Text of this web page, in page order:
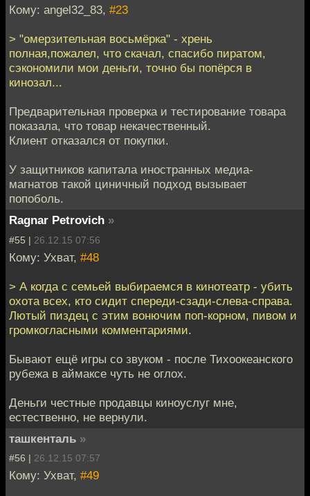
Кому: angel32_83, #23
> "омерзительная восьмёрка" - хрень
полная,пожалел, что скачал, спасибо пиратом,
сэкономили мои деньги, точно бы попёрся в
кинозал...
Предварительная проверка и тестирование товара
показала, что товар некачественный.
Клиент отказался от покупки.
У защитников капитала иностранных медиа-
магнатов такой циничный подход вызывает
попоболь.
Ragnar Petrovich »
#55 | 26.12.15 07:56
Кому: Ухват, #48
> А когда с семьей выбираемся в кинотеатр - убить
охота всех, кто сидит спереди-сзади-слева-справа.
Лютый пиздец с этим вонючим поп-корном, пивом и
громкогласными комментариями.
Бывают ещё игры со звуком - после Тихоокеанского
рубежа в аймаксе чуть не оглох.
Деньги честные продавцы киноуслуг мне,
естественно, не вернули.
ташкенталь »
#56 | 26.12.15 07:57
Кому: Ухват, #49